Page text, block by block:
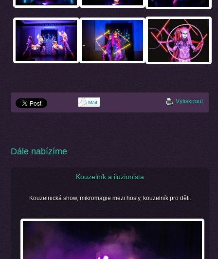
Vytisknout
Dále nabízíme
Kouzelník a iluzionista
Kouzelnická show, mikromagie mezi hosty, kouzelník pro děti.